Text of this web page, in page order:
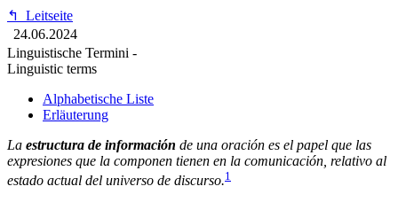
↰
Leitseite
24.06.2024
Linguistische Termini -
Linguistic terms
Alphabetische Liste
Erläuterung
La estructura de información de una oración es el papel que las
expresiones que la componen tienen en la comunicación, relativo al
estado actual del universo de discurso.1